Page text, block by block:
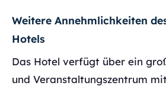
Weitere Annehmlichkeiten
Hotels
Das Hotel verfügt über ein
und Veranstaltungszentrum